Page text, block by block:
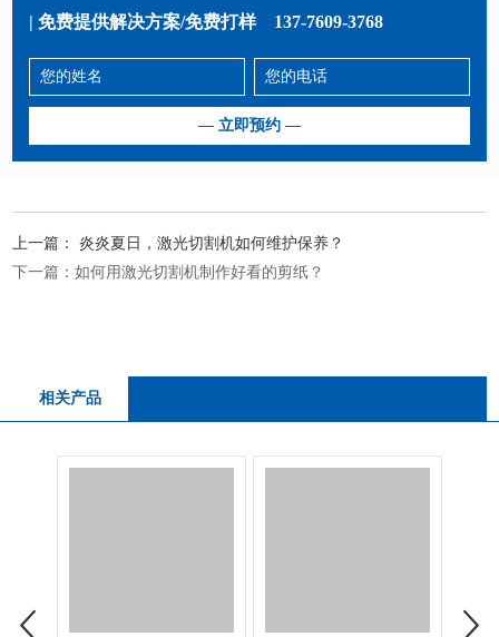
| 免费提供解决方案/免费打样 137-7609-3768
上一篇：炎炎夏日，激光切割机如何维护保养？
下一篇：如何用激光切割机制作好看的剪纸？
相关产品